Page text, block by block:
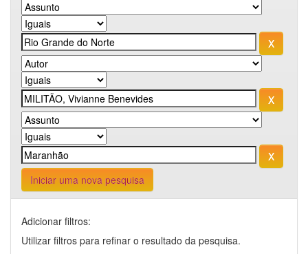
Iniciar uma nova pesquisa
Adicionar filtros:
Utilizar filtros para refinar o resultado da pesquisa.